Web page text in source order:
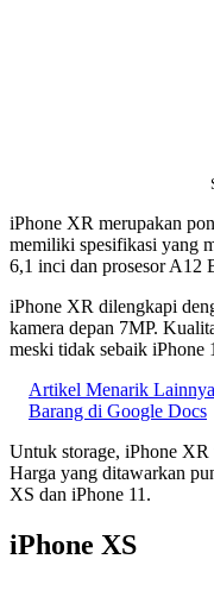
iPhone XR merupakan
memiliki spesifikasi yang
6,1 inci dan prosesor A12
iPhone XR dilengkapi
kamera depan 7MP.
meski tidak sebaik iPhone
Artikel Menarik
Barang di Google Docs
Untuk storage, iPhone
Harga yang ditawarkan
XS dan iPhone 11.
iPhone XS